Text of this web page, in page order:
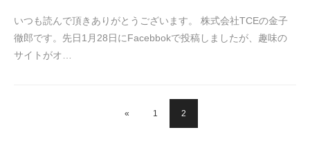
いつも読んで頂きありがとうございます。 株式会社TCEの金子
徹郎です。先日1月28日にFacebbokで投稿しましたが、趣味の
サイトがオ…
« 1 2